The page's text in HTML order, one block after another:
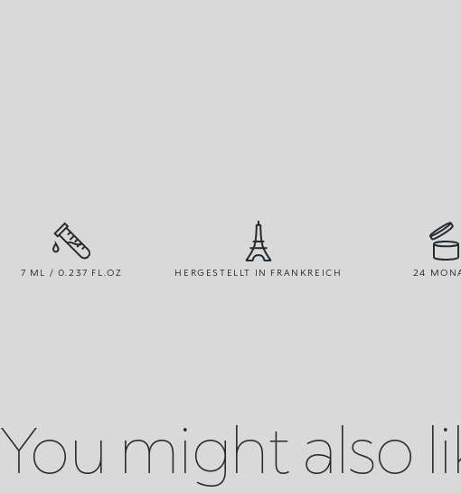
7 ML / 0.237 FL.OZ HERGESTELLT IN FRANKREICH 24
You might also